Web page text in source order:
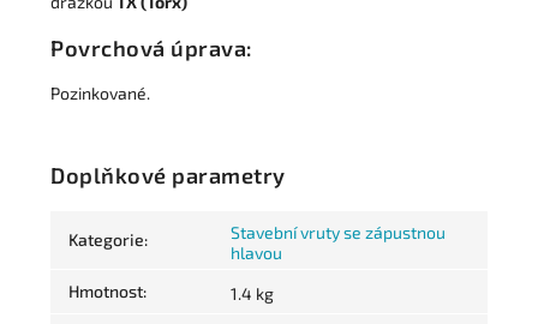
Povrchová úprava:
Pozinkované.
Doplňkové parametry
Kategorie:
Stavební vruty se zápustnou
hlavou
Hmotnost: 1.4 kg